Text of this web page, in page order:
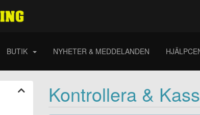
BUTIK NYHETER & MEDDELANDEN
Kontrollera &